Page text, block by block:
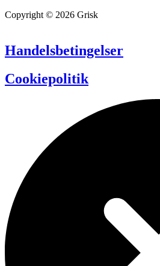
Copyright © 2026 Grisk
Handelsbetingelser
Cookiepolitik